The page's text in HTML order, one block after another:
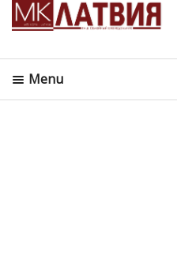
Menu